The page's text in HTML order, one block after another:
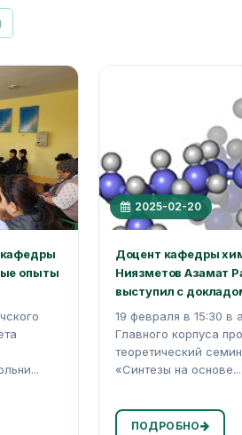
опыты
2025-02-20
Доцент кафедры
Ниязметов Азамат
выступил с
19 февраля в 15:30 в
Главного корпуса
теоретический
«Синтезы на основе...
ПОДРОБНО